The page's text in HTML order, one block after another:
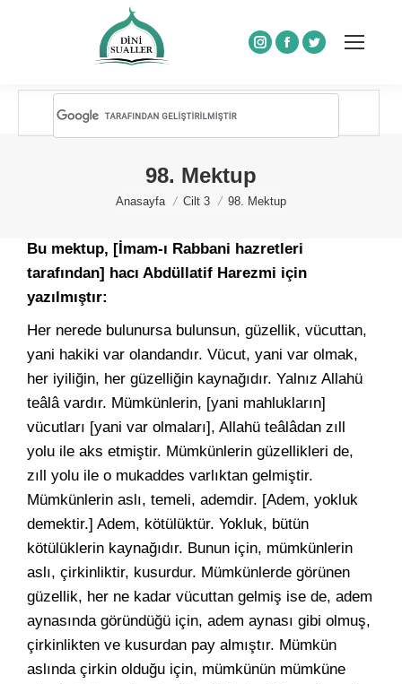
Instagram
Facebook
Twitter
98. Mektup
You are here:
Anasayfa Cilt 3 98. Mektup
Bu mektup, [İmam-ı Rabbani hazretleri
tarafından] hacı Abdüllatif Harezmi için
yazılmıştır:
Her nerede bulunursa bulunsun, güzellik, vücuttan,
yani hakiki var olandandır. Vücut, yani var olmak,
her iyiliğin, her güzelliğin kaynağıdır. Yalnız Allahü
teâlâ vardır. Mümkünlerin, [yani mahlukların]
vücutları [yani var olmaları], Allahü teâlâdan zıll
yolu ile aks etmiştir. Mümkünlerin güzellikleri de,
zıll yolu ile o mukaddes varlıktan gelmiştir.
Mümkünlerin aslı, temeli, ademdir. [Adem, yokluk
demektir.] Adem, kötülüktür. Yokluk, bütün
kötülüklerin kaynağıdır. Bunun için, mümkünlerin
aslı, çirkinliktir, kusurdur. Mümkünlerde görünen
güzellik, her ne kadar vücuttan gelmiş ise de, adem
aynasında göründüğü için, adem aynası gibi olmuş,
çirkinlikten ve kusurdan pay almıştır. Mümkün
aslında çirkin olduğu için, mümkünün mümküne